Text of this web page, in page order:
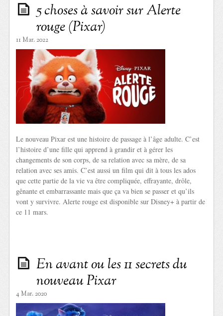
5 choses à savoir sur Alerte
rouge (Pixar)
11 Mar. 2022
Le nouveau Pixar est une histoire de passage à l’âge adulte. C’est
l’histoire d’une fille qui apprend à grandir et à gérer les
changements de son corps, de sa relation avec sa mère, de sa
relation avec ses amis. C’est aussi un film qui dit à tous les ados
que cette partie de la vie va être compliquée, effrayante, drôle,
gênante et embarrassante mais que ça va bien se passer et qu’ils
vont y survivre. Alerte rouge est disponible sur Disney+ à partir de
ce 11 mars.
En avant ou les 11 secrets du
nouveau Pixar
4 Mar. 2020